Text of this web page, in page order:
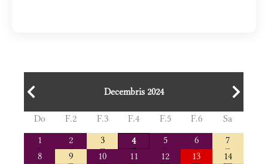
Decembris 2024
Do F.2 F.3 F.4 F.5 F.6
Sa
1
2 3 4 5 6
7
8
9 10 11 12 13
14